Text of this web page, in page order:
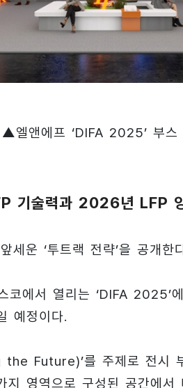
▲엘앤에프 ‘DIFA 2025’ 부스
기술력과 2026년 LFP
운 ‘투트랙 전략’을 공개한
코에서 열리는 ‘DIFA
예정이다.
the Future)’를 주제로 전
영역으로 구성된 공간에서